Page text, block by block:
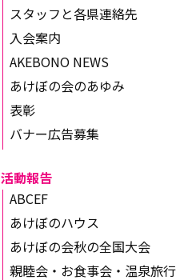
スタッフと各県連絡先
入会案内
AKEBONO NEWS
あけぼの会のあゆみ
表彰
バナー広告募集
活動報告
ABCEF
あけぼのハウス
あけぼの会秋の全国大会
親睦会・お食事会・温泉旅行